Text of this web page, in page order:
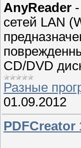
AnyReader
сетей LAN
CD/DVD
Разные
01.09.2012
PDFCreator